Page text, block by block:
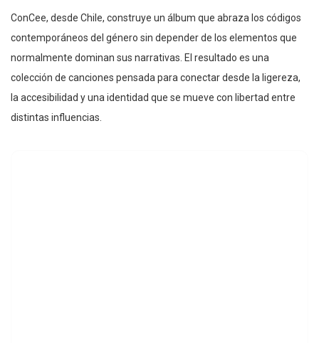
ConCee, desde Chile, construye un álbum que abraza los códigos
contemporáneos del género sin depender de los elementos que
normalmente dominan sus narrativas. El resultado es una
colección de canciones pensada para conectar desde la ligereza,
la accesibilidad y una identidad que se mueve con libertad entre
distintas influencias.